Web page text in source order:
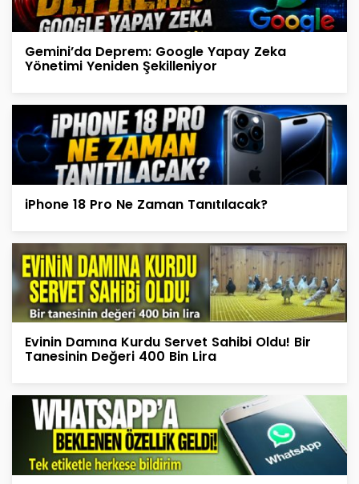
Gemini’da Deprem: Google Yapay Zeka
Yönetimi Yeniden Şekilleniyor
iPhone 18 Pro Ne Zaman Tanıtılacak?
Evinin Damına Kurdu Servet Sahibi Oldu! Bir
Tanesinin Değeri 400 Bin Lira